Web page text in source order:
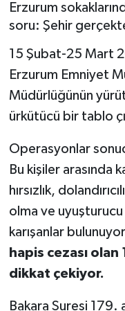
Erzurum
soru: Şehir
15 Şubat-25 Mart
Erzurum Emniyet
Müdürlüğünün
ürkütücü bir tablo
Operasyonlar
Bu kişiler arasında
hırsızlık,
olma ve
karışanlar
hapis cezası
dikkat çekiyor.
Bakara Suresi 179.
Siyaset
Türkiye
Yaşam
YEREL